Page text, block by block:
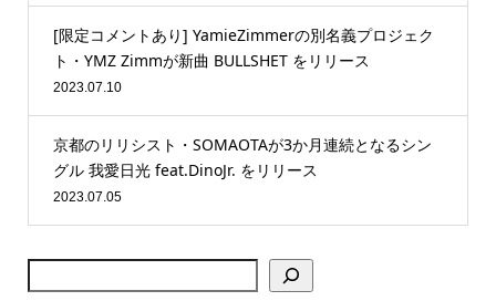
[限定コメントあり] YamieZimmerの別名義プロジェク
ト・YMZ Zimmが新曲 BULLSHET をリリース
2023.07.10
京都のリリシスト・SOMAOTAが3か月連続となるシン
グル 我愛日光 feat.DinoJr. をリリース
2023.07.05